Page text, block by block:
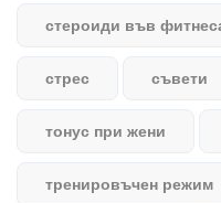
стероиди във
стрес съвети
тонус при жени
тренировъчен режим